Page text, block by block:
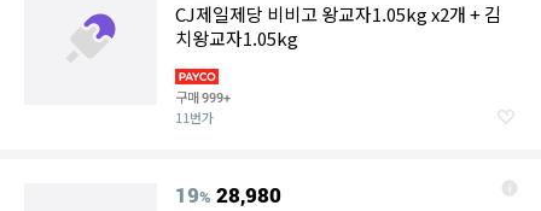
CJ제일제당 비비고 왕교자1.05kg x2개 + 김
치왕교자1.05kg
구매999+
11번가
19% 28,980